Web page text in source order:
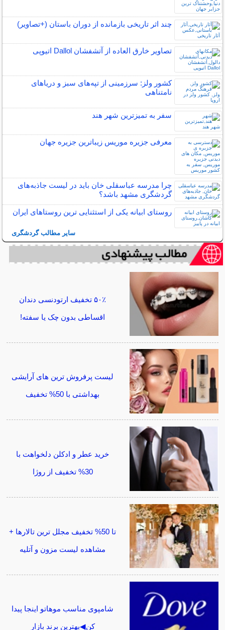
چند اثر تاریخی بازمانده از دوران باستان (+تصاویر)
تصاویر خارق العاده از آتشفشان Dallol اتیوپی
کشور ولز: سرزمینی از تپه‌های سبز و دریاهای
نامتناهی
سفر به تمیزترین شهر هند
معرفی جزیره موریس زیباترین جزیره جهان
چرا مدرسه عباسقلی خان باید در لیست جاذبه‌های
گردشگری مشهد باشد؟
روستای ابیانه یکی از استثنایی ‏ترین روستاهای ایران
سایر مطالب گردشگری
۵۰٪ تخفیف ارتودنسی دندان
اقساطی بدون چک یا سفته!
لیست پرفروش ترین های آرایشی
بهداشتی با 50% تخفیف
خرید عطر و ادکلن دلخواهت با
30% تخفیف از روژا
تا 50% تخفیف مجلل ترین تالارها +
مشاهده لیست مزون و آتلیه
شامپوی مناسب موهاتو اینجا پیدا
کن◀بهترین برند بازار